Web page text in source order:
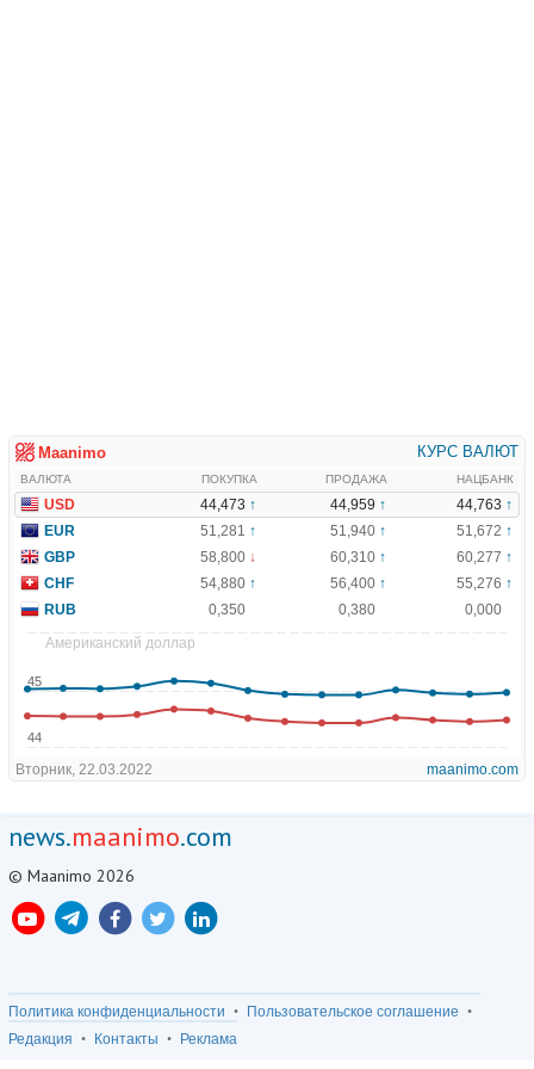
news.maanimo.com
© Maanimo 2026
Политика конфиденциальности
Пользовательское соглашение
Редакция
Контакты Реклама